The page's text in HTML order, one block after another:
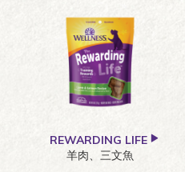
REWARDING LIFE
羊肉、三文魚